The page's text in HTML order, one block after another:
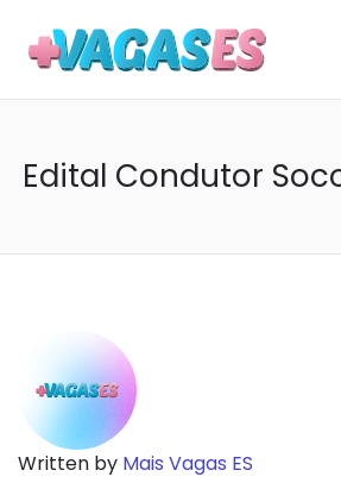
Edital Condutor
Written by Mais Vagas ES